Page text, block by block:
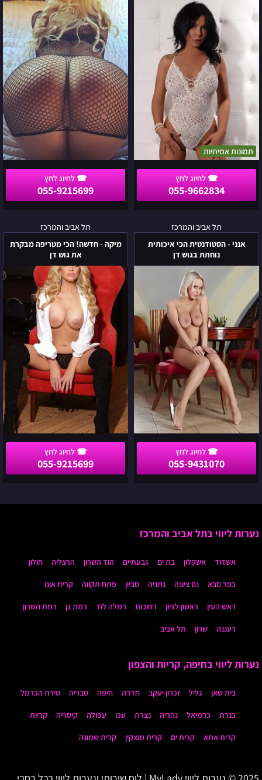
תמונות אמיתיות
055-9662834
פצצה
רק
בצפון
הארץ
055-9215699
חרמנית
עברה
לאזור
המרכז
תל אביב והמרכז
אנני - הסטודנטית הכי איכותית
נוחתת בגוש דן
055-9431070
אנני
-
הסטודנטית
הכי
איכותית
נוחתת
בגוש
דן
תל אביב והמרכז
מיקה - חדשה! הכי מטריפה מבקרת
את גוש דן
055-9215699
מיקה
-
חדשה!
הכי
מטריפה
מבקרת
את
גוש
נערות ליווי בתל אביב והמרכז
אשדוד אשקלון בת ים גבעתיים הוד השרון הרצליה חולון
כפר סבא נס ציונה נתניה סביון פתח תקווה קרית אונו
ראש העין ראשון לציון רחובות רמלה לוד רמת גן רמת השרון
רעננה שרון תל אביב
נערות ליווי בחיפה, קריות והצפון
בית שאן גליל זכרון יעקב חדרה חיפה טבריה טירת הכרמל
כנרת כרמיאל נהריה נצרת עכו עפולה קיסריה קריות
קרית אתא קרית ים קרית מוצקין קרית שמונה